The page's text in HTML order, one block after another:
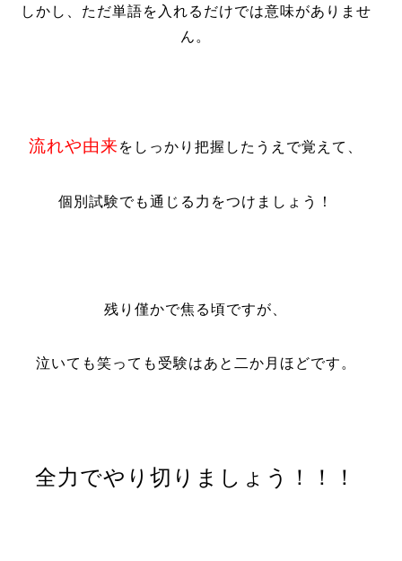
しかし、ただ単語を入れるだけでは意味がありませ
ん。
流れや由来をしっかり把握したうえで覚えて、
個別試験でも通じる力をつけましょう！
残り僅かで焦る頃ですが、
泣いても笑っても受験はあと二か月ほどです。
全力でやり切りましょう！！！